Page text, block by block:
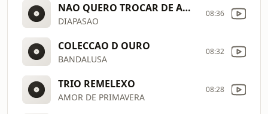
NAO QUERO TROCAR DE AMOR
DIAPASAO
08:36
COLECCAO D OURO
BANDALUSA
08:32
TRIO REMELEXO
AMOR DE PRIMAVERA
08:28